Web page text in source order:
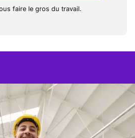
faire le gros du travail.